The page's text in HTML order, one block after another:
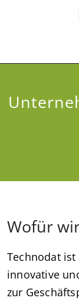
Wofür
Technodat
innovative
zur